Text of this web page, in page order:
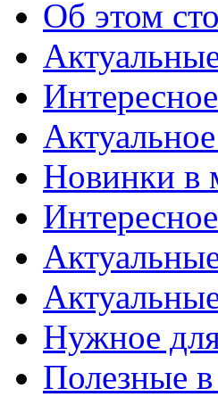
Об этом
Новинки в
Нужное
Полезные